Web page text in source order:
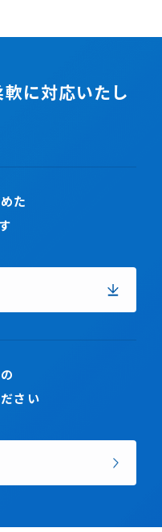
に対応いたし
た
さい